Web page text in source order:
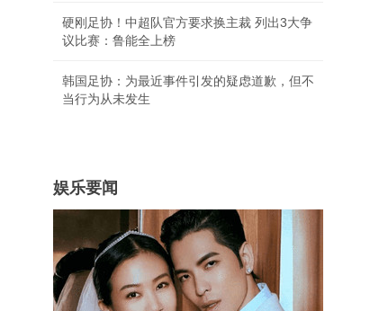
硬刚足协！中超队官方要求换主裁 列出3大争
议比赛：鲁能全上榜
韩国足协：为最近事件引发的疑虑道歉，但不
当行为从未发生
娱乐要闻